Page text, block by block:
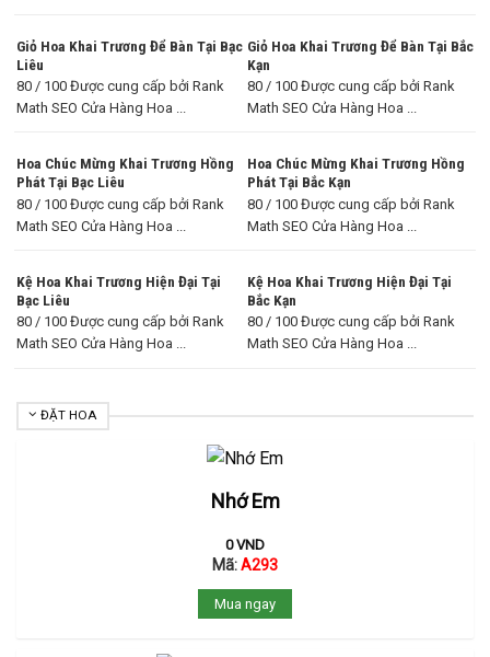
Giỏ Hoa Khai Trương Để Bàn Tại Bạc
Liêu
80 / 100 Được cung cấp bởi Rank
Math SEO Cửa Hàng Hoa ...
Giỏ Hoa Khai Trương Để Bàn Tại Bắc
Kạn
80 / 100 Được cung cấp bởi Rank
Math SEO Cửa Hàng Hoa ...
Hoa Chúc Mừng Khai Trương Hồng
Phát Tại Bạc Liêu
80 / 100 Được cung cấp bởi Rank
Math SEO Cửa Hàng Hoa ...
Hoa Chúc Mừng Khai Trương Hồng
Phát Tại Bắc Kạn
80 / 100 Được cung cấp bởi Rank
Math SEO Cửa Hàng Hoa ...
Kệ Hoa Khai Trương Hiện Đại Tại
Bạc Liêu
80 / 100 Được cung cấp bởi Rank
Math SEO Cửa Hàng Hoa ...
Kệ Hoa Khai Trương Hiện Đại Tại
Bắc Kạn
80 / 100 Được cung cấp bởi Rank
Math SEO Cửa Hàng Hoa ...
ĐẶT HOA
Nhớ Em
0VND
Mã:A293
Mua ngay